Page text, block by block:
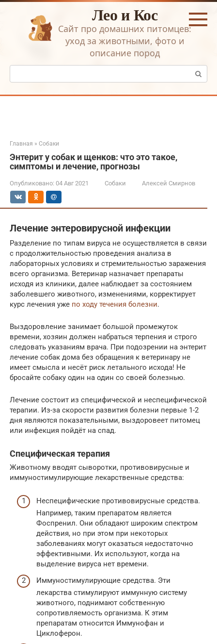
Перейти
Лео и Кос
Сайт про домашних питомцев:
уход за животными, фото и
описание пород
Поиск:
Главная » Собаки
Энтерит у собак и щенков: что это такое,
симптомы и лечение, прогнозы
Опубликовано: 04 Авг 2021 Собаки Алексей Смирнов
Лечение энтеровирусной инфекции
Разделение по типам вируса не осуществляется в связи
с продолжительностью проведения анализа в
лабораторных условиях и стремительностью заражения
всего организма. Ветеринар назначает препараты
исходя из клиники, далее наблюдает за состоянием
заболевшего животного, изменениями, корректирует
курс лечения уже по ходу течения болезни.
Выздоровление занимает большой промежуток
времени, хозяин должен набраться терпения и строго
следовать указаниям врача. При подозрении на энтерит
лечение собак дома без обращения к ветеринару не
имеет смысла и несёт риск летального исхода! Не
бросайте собаку один на один со своей болезнью.
Лечение состоит из специфической и неспецифической
терапии. Из-за скорости развития болезни первые 1-2
дня являются показательными, выздоровеет питомец
или инфекция пойдёт на спад.
Специфическая терапия
Животному вводят сыворотки, противовирусные и
иммуностимулирующие лекарственные средства:
Неспецифические противовирусные средства.
Например, таким препаратом является
Фоспренил. Они обладают широким спектром
действия, но при этом при некоторых
заболеваниях могут оказаться недостаточно
эффективными. Их используют, когда на
выделение вируса нет времени.
Иммуностимулирующие средства. Эти
лекарства стимулируют иммунную систему
животного, поднимают собственную
сопротивляемость организма. К этим
препаратам относится Иммунофан и
Циклоферон.